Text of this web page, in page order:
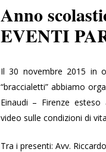
Anno
EVENTI
Il 30 novembre 2015 in
“braccialetti” abbiamo
Einaudi – Firenze
video sulle condizioni di
Tra i presenti: Avv.